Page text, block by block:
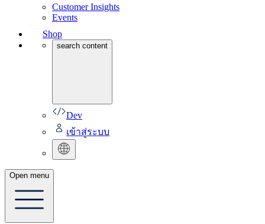
Customer Insights
Events
Shop
search content
Dev
เข้าสู่ระบบ
Open menu